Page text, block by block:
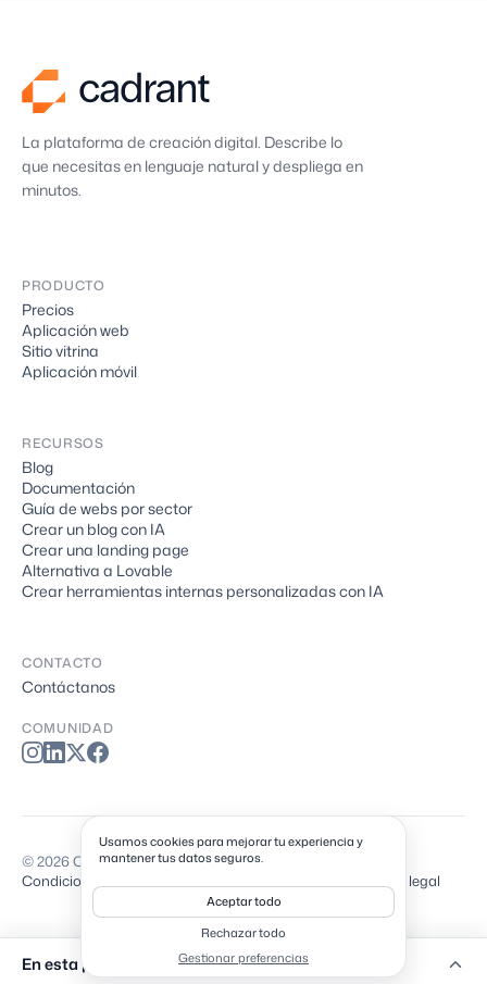
Usamos cookies para mejorar tu experiencia y
mantener tus datos seguros.
Aceptar todo
Rechazar todo
Gestionar preferencias
En esta página
La plataforma de creación digital. Describe lo
que necesitas en lenguaje natural y despliega en
minutos.
PRODUCTO
Precios
Aplicación web
Sitio vitrina
Aplicación móvil
RECURSOS
Blog
Documentación
Guía de webs por sector
Crear un blog con IA
Crear una landing page
Alternativa a Lovable
Crear herramientas internas personalizadas con IA
CONTACTO
Contáctanos
COMUNIDAD
© 2026 Cadrant. Todos los derechos reservados.
Condiciones de uso
Aviso legal